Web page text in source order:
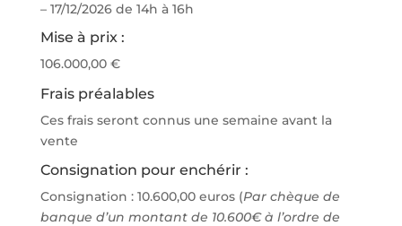
– 17/12/2026 de 14h à 16h
Mise à prix :
106.000,00 €
Frais préalables
Ces frais seront connus une semaine avant la
vente
Consignation pour enchérir :
Consignation : 10.600,00 euros (Par chèque de
banque d’un montant de 10.600€ à l’ordre de